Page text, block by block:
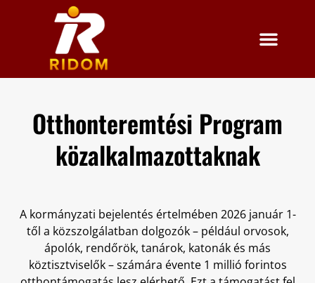
Otthonteremtési Program
közalkalmazottaknak
A kormányzati bejelentés értelmében 2026 január 1-
től a közszolgálatban dolgozók – például orvosok,
ápolók, rendőrök, tanárok, katonák és más
köztisztviselők – számára évente 1 millió forintos